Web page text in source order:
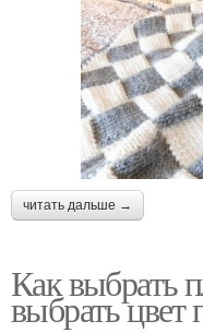
читать дальше →
Как выбрать
выбрать цвет